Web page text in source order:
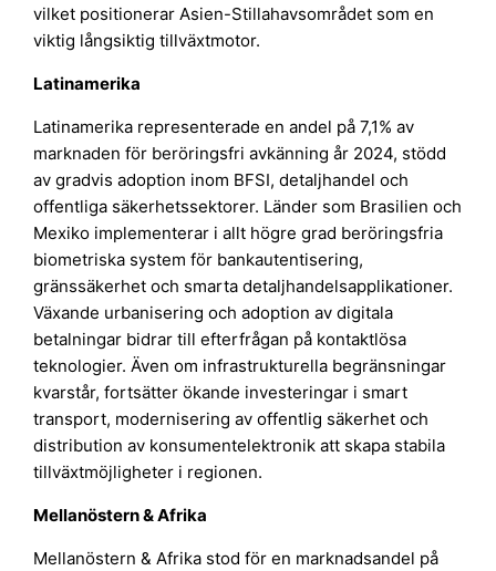
vilket positionerar Asien-Stillahavsområdet som en
viktig långsiktig tillväxtmotor.
Latinamerika
Latinamerika representerade en andel på 7,1% av
marknaden för beröringsfri avkänning år 2024, stödd
av gradvis adoption inom BFSI, detaljhandel och
offentliga säkerhetssektorer. Länder som Brasilien och
Mexiko implementerar i allt högre grad beröringsfria
biometriska system för bankautentisering,
gränssäkerhet och smarta detaljhandelsapplikationer.
Växande urbanisering och adoption av digitala
betalningar bidrar till efterfrågan på kontaktlösa
teknologier. Även om infrastrukturella begränsningar
kvarstår, fortsätter ökande investeringar i smart
transport, modernisering av offentlig säkerhet och
distribution av konsumentelektronik att skapa stabila
tillväxtmöjligheter i regionen.
Mellanöstern & Afrika
Mellanöstern & Afrika stod för en marknadsandel på